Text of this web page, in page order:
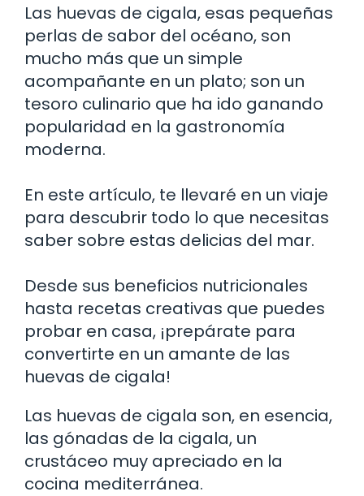
Las huevas de cigala, esas pequeñas
perlas de sabor del océano, son
mucho más que un simple
acompañante en un plato; son un
tesoro culinario que ha ido ganando
popularidad en la gastronomía
moderna.
En este artículo, te llevaré en un viaje
para descubrir todo lo que necesitas
saber sobre estas delicias del mar.
Desde sus beneficios nutricionales
hasta recetas creativas que puedes
probar en casa, ¡prepárate para
convertirte en un amante de las
huevas de cigala!
Las huevas de cigala son, en esencia,
las gónadas de la cigala, un
crustáceo muy apreciado en la
cocina mediterránea.